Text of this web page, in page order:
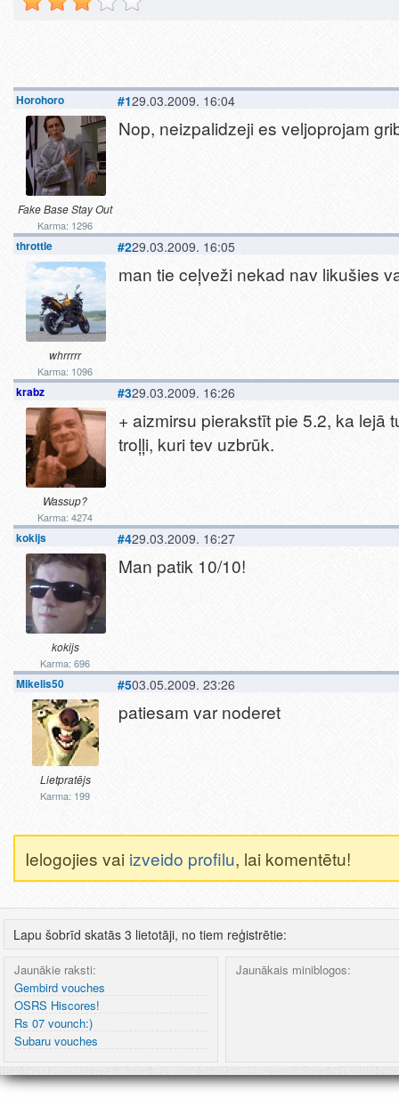
Horohoro
Fake Base Stay Out
Karma: 1296
#129.03.2009. 16:04
Nop, neizpalidzeji es veljoprojam
throttle
whrrrrr
Karma: 1096
#229.03.2009. 16:05
man tie ceļveži nekad nav likušies
krabz
Wassup?
Karma: 4274
#329.03.2009. 16:26
+ aizmirsu pierakstīt pie 5.2, ka lejā
troļļi, kuri tev uzbrūk.
kokijs
kokijs
Karma: 696
#429.03.2009. 16:27
Man patik 10/10!
Mikelis50
Lietpratējs
Karma: 199
#503.05.2009. 23:26
patiesam var noderet
Ielogojies vai izveido profilu, lai komentētu!
Lapu šobrīd skatās 3 lietotāji, no tiem reģistrētie:
Jaunākie raksti:
Gembird vouches
OSRS Hiscores!
Rs 07 vounch:)
Subaru vouches
Jaunākais miniblogos: